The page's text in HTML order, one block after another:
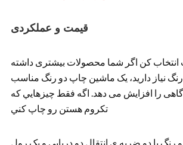
قیمت و عملکردی
کن اگر شما محصولات بیشتری داشته
رنگ نیاز دارید، یک ماشین چاپ دو رنگ مناسب
را افزایش می دهد. اگه فقط چيزهايي که
تکروم هستن رو چاپ کني
با دو ضربه ي انتقال دو دريايي و يک رول